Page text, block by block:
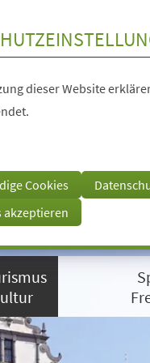
dieser Website
Cookies
akzeptieren